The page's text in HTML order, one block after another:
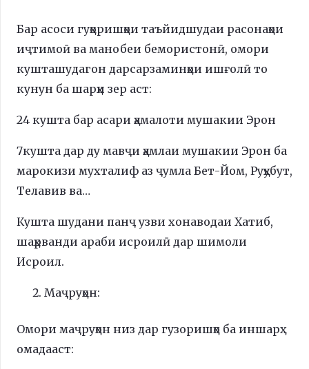
Бар асоси гуҳоришҳои таъйидшудаи расонаҳои
иҷтимоӣ ва манобеи бемористонӣ, омори
кушташудагон дарсарзаминҳои ишғолӣ то
кунун ба шарҳи зер аст:
24 кушта бар асари ҳамалоти мушакии Эрон
7кушта дар ду мавҷи ҳамлаи мушакии Эрон ба
марокизи мухталиф аз ҷумла Бет-Йом, Руҳубут,
Телавив ва…
Кушта шудани панҷ узви хонаводаи Хатиб,
шаҳрванди араби исроилӣ дар шимоли
Исроил.
Маҷруҳон:
Омори маҷруҳон низ дар гузоришҳо ба иншарҳ
омадааст: